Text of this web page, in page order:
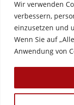
Wir verwenden
verbessern,
einzusetzen und
Wenn Sie auf
Anwendung von